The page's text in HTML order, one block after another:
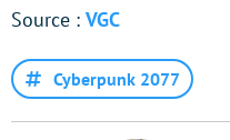
Source : VGC
Cyberpunk 2077